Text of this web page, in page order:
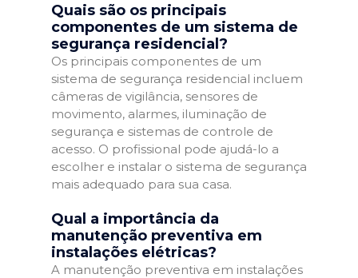
Quais são os principais
componentes de um sistema de
segurança residencial?
Os principais componentes de um
sistema de segurança residencial incluem
câmeras de vigilância, sensores de
movimento, alarmes, iluminação de
segurança e sistemas de controle de
acesso. O profissional pode ajudá-lo a
escolher e instalar o sistema de segurança
mais adequado para sua casa.
Qual a importância da
manutenção preventiva em
instalações elétricas?
A manutenção preventiva em instalações